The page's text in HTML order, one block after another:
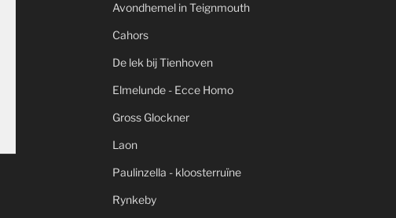
Avondhemel in Teignmouth
Cahors
De lek bij Tienhoven
Elmelunde - Ecce Homo
Gross Glockner
Laon
Paulinzella - kloosterruïne
Rynkeby